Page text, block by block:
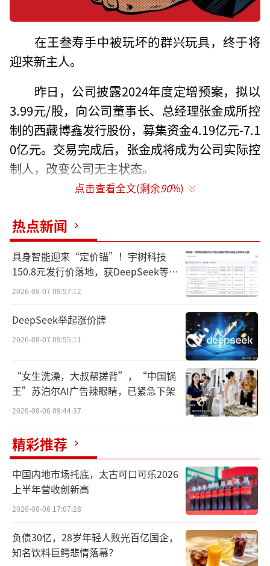
在王叁寿手中被玩坏的群兴玩具，终于将
迎来新主人。
昨日，公司披露2024年度定增预案，拟以
3.99元/股，向公司董事长、总经理张金成所控
制的西藏博鑫发行股份，募集资金4.19亿元-7.1
0亿元。交易完成后，张金成将成为公司实际控
制人，改变公司无主状态。
多年前，在ST宏盛身上，张金成曾背弃战
投承诺，高位套现，而受到上市公司的公开谴
责。此番，他在群兴玩具身上投下重注，首次
掌控一家上市公司，意欲何为？
定增迎新主
今年8月，随着王叁寿所持深圳星河66.6
6%股权被司法拍卖已完成过户，上市公司群兴
玩具变更为无控股股东、无实际控制人的状
态。
10月14日，群兴玩具（002575.SZ）董事
象发行A股股票，同时，筹划2024年度定增事
项。
事实上，前后两次定增筹划，没有本质区
别，发行对象均为公司董事长、总经理张金成
所控制的西藏博鑫，交易完成后，西藏博鑫成
为公司控股股东，张金成为实际控制人。
点击查看全文(剩余90%)
热点新闻
具身智能迎来“定价锚”！宇树科技
150.8元发行价落地，获DeepSeek等豪
华战配加持
2026-08-07 09:57:12
DeepSeek举起涨价牌
2026-08-07 09:55:11
“女生洗澡，大叔帮搓背”，“中国锅
王”苏泊尔AI广告辣眼睛，已紧急下架
2026-08-06 09:44:37
精彩推荐
中国内地市场托底，太古可口可乐2026
上半年营收创新高
2026-08-06 17:07:28
负债30亿，28岁年轻人败光百亿国企，
知名饮料巨鳄悲情落幕？